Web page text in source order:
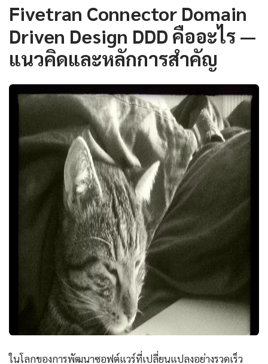
Fivetran Connector Domain
Driven Design DDD คืออะไร —
แนวคิดและหลักการสำคัญ
ในโลกของการพัฒนาซอฟต์แวร์ที่เปลี่ยนแปลงอย่างรวดเร็ว